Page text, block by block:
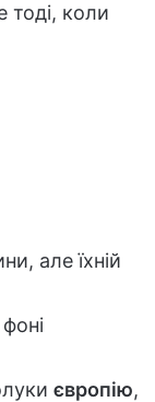
тоді, коли
але їхній
європію,